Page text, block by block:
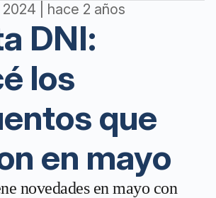
| hace 2 años
DNI:
los
que
en mayo
novedades en mayo con